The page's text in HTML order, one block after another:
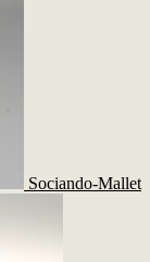
Sociando-Mallet